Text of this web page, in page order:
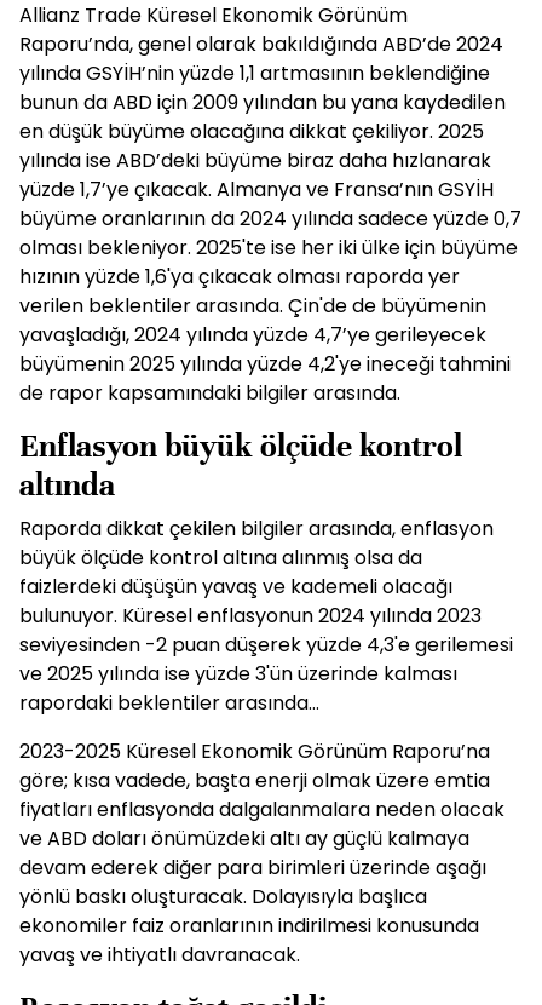
Allianz Trade Küresel Ekonomik Görünüm
Raporu’nda, genel olarak bakıldığında ABD’de 2024
yılında GSYİH’nin yüzde 1,1 artmasının beklendiğine
bunun da ABD için 2009 yılından bu yana kaydedilen
en düşük büyüme olacağına dikkat çekiliyor. 2025
yılında ise ABD’deki büyüme biraz daha hızlanarak
yüzde 1,7’ye çıkacak. Almanya ve Fransa’nın GSYİH
büyüme oranlarının da 2024 yılında sadece yüzde 0,7
olması bekleniyor. 2025'te ise her iki ülke için büyüme
hızının yüzde 1,6'ya çıkacak olması raporda yer
verilen beklentiler arasında. Çin'de de büyümenin
yavaşladığı, 2024 yılında yüzde 4,7’ye gerileyecek
büyümenin 2025 yılında yüzde 4,2'ye ineceği tahmini
de rapor kapsamındaki bilgiler arasında.
Enflasyon büyük ölçüde kontrol
altında
Raporda dikkat çekilen bilgiler arasında, enflasyon
büyük ölçüde kontrol altına alınmış olsa da
faizlerdeki düşüşün yavaş ve kademeli olacağı
bulunuyor. Küresel enflasyonun 2024 yılında 2023
seviyesinden -2 puan düşerek yüzde 4,3'e gerilemesi
ve 2025 yılında ise yüzde 3'ün üzerinde kalması
rapordaki beklentiler arasında…
2023-2025 Küresel Ekonomik Görünüm Raporu’na
göre; kısa vadede, başta enerji olmak üzere emtia
fiyatları enflasyonda dalgalanmalara neden olacak
ve ABD doları önümüzdeki altı ay güçlü kalmaya
devam ederek diğer para birimleri üzerinde aşağı
yönlü baskı oluşturacak. Dolayısıyla başlıca
ekonomiler faiz oranlarının indirilmesi konusunda
yavaş ve ihtiyatlı davranacak.